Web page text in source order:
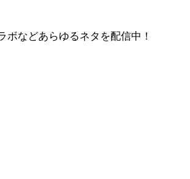
などあらゆるネタを配信中！